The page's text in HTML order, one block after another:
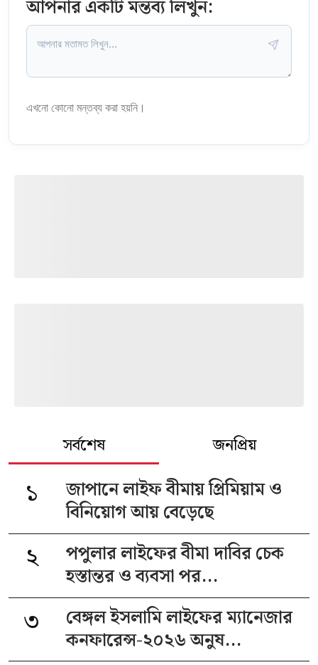
আপনার একটি মন্তব্য লিখুন:
এখনো কোনো মন্তব্য করা হয়নি।
সর্বশেষ জনপ্রিয়
১
জাপানে লাইফ বীমায় প্রিমিয়াম ও
বিনিয়োগ আয় বেড়েছে
২
পপুলার লাইফের বীমা দাবির চেক
হস্তান্তর ও ব্যবসা পর...
৩
বেঙ্গল ইসলামি লাইফের ম্যানেজার
কনফারেন্স-২০২৬ অনুষ...